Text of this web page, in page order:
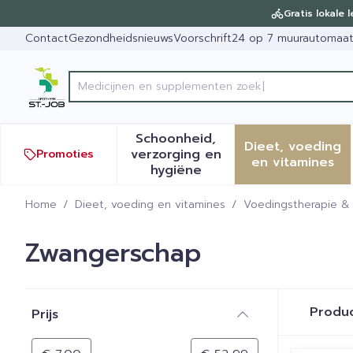
Gratis lokale
ContactGezondheidsnieuwsVoorschrift24 op 7 muurautomaat
Product, merk, categorie...
Promoties
Schoonheid,
verzorging en
hygiëneToon submenu voor
Dieet, voeding
en vitamines
Toon
Home / Dieet, voeding en vitamines / Voedingstherapie &
Zwangerschap
Prijs